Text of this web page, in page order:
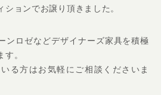
ションでお譲り頂きました。
ンロゼなどデザイナーズ家具を積極
。
る方はお気軽にご相談くださいま